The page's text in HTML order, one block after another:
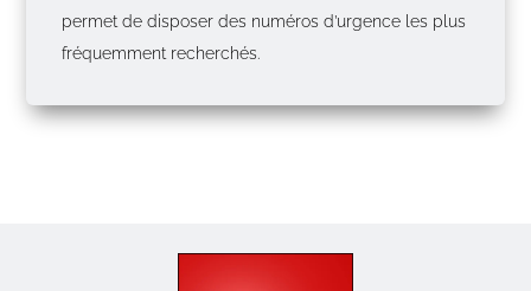
permet de disposer des numéros d’urgence les plus
fréquemment recherchés.